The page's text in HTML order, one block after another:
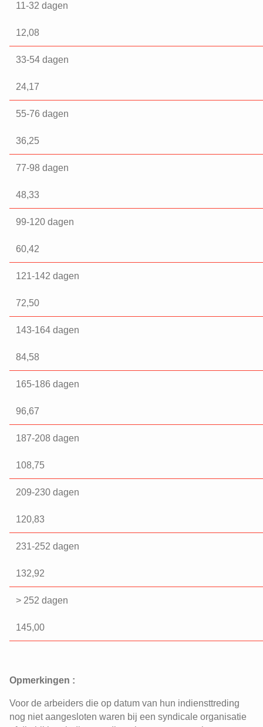
11-32 dagen
12,08
33-54 dagen
24,17
55-76 dagen
36,25
77-98 dagen
48,33
99-120 dagen
60,42
121-142 dagen
72,50
143-164 dagen
84,58
165-186 dagen
96,67
187-208 dagen
108,75
209-230 dagen
120,83
231-252 dagen
132,92
> 252 dagen
145,00
Opmerkingen :
Voor de arbeiders die op datum van hun indiensttreding
nog niet aangesloten waren bij een syndicale organisatie